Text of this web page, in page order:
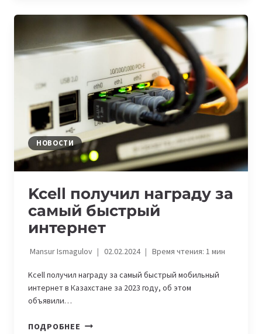
РАСШИРЯЮТ
ИНТЕРНЕТ-
ДОСТУП
КАЗАХСТАНЕ
НОВОСТИ
Kcell получил награду за
самый быстрый
интернет
Mansur Ismagulov 02.02.2024 Время чтения: 1мин
Kcell получил награду за самый быстрый мобильный
интернет в Казахстане за 2023 году, об этом
объявили…
ПОДРОБНЕЕ KCELL